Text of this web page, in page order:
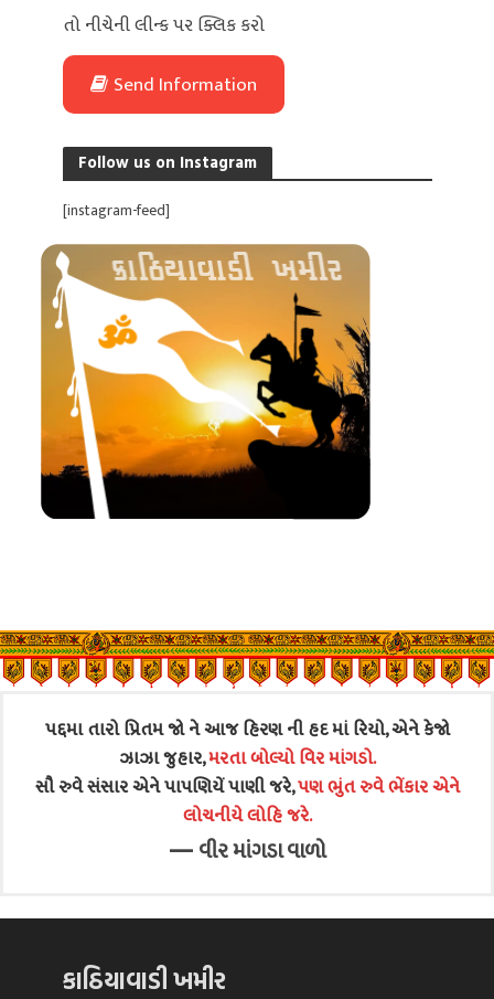
તો નીચેની લીન્ક પર ક્લિક કરો
Send Information
Follow us on Instagram
[instagram-feed]
પદ્દમા તારો પ્રિતમ જો ને આજ હિરણ ની હદ માં રિયો, એને કેજો
ઝાઝા જુહાર,મરતા બોલ્યો વિર માંગડો.
સૌ રુવે સંસાર એને પાપણિયેં પાણી જરે,પણ ભુંત રુવે ભેંકાર એને
લોચનીયે લોહિ જરે.
—વીર માંગડા વાળો
કાઠિયાવાડી ખમીર